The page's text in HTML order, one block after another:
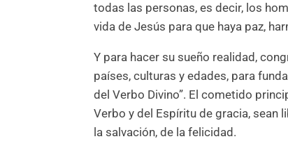
todas las personas, es decir, los
vida de Jesús para que haya paz,
Y para hacer su sueño realidad,
países, culturas y edades, para
del Verbo Divino”. El cometido
Verbo y del Espíritu de gracia, sean
la salvación, de la felicidad.